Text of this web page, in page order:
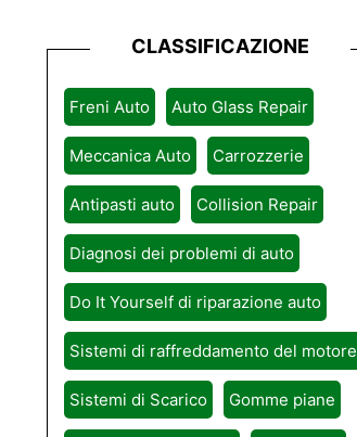
CLASSIFICAZIONE
Freni Auto Auto Glass Repair
Meccanica Auto Carrozzerie
Antipasti auto Collision Repair
Diagnosi dei problemi di auto
Do It Yourself di riparazione auto
Sistemi di raffreddamento del motore
Sistemi di Scarico Gomme piane